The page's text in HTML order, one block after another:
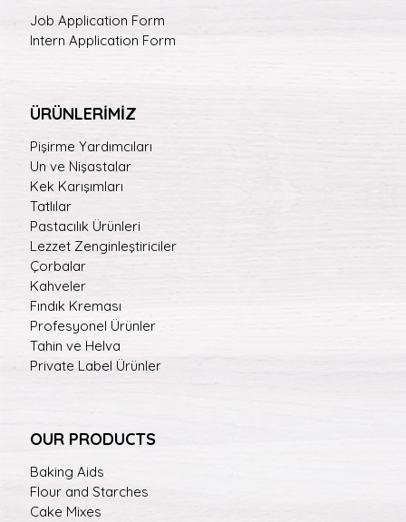
Job Application Form
Intern Application Form
ÜRÜNLERİMİZ
Pişirme Yardımcıları
Un ve Nişastalar
Kek Karışımları
Tatlılar
Pastacılık Ürünleri
Lezzet Zenginleştiriciler
Çorbalar
Kahveler
Fındık Kreması
Profesyonel Ürünler
Tahin ve Helva
Private Label Ürünler
OUR PRODUCTS
Baking Aids
Flour and Starches
Cake Mixes